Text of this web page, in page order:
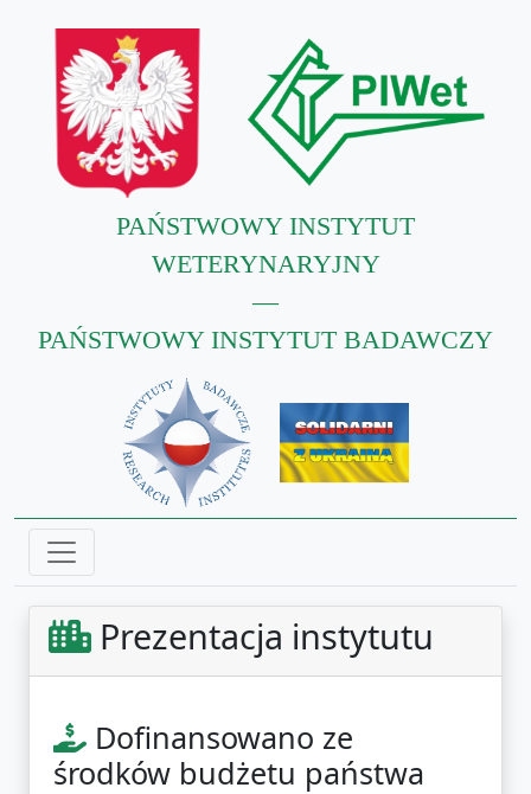
PAŃSTWOWY INSTYTUT
WETERYNARYJNY
—
PAŃSTWOWY INSTYTUT BADAWCZY
Prezentacja instytutu
Dofinansowano ze
środków budżetu państwa